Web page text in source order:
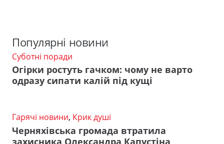
Популярні новини
Суботні поради
Огірки ростуть гачком: чому не варто
одразу сипати калій під кущі
Гарячі новини, Крик душі
Черняхівська громада втратила
захисника Олександра Капустіна